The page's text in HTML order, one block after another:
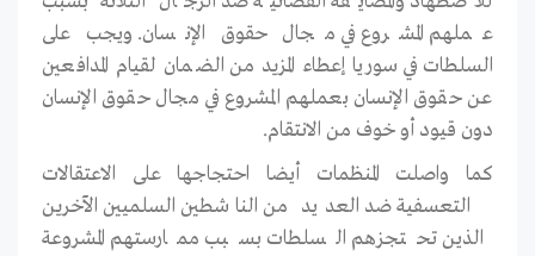
عملهم المشروع في مجال حقوق الإنسان. ويجب على
السلطات في سوريا إعطاء المزيد من الضمان لقيام المدافعين
عن حقوق الإنسان بعملهم المشروع في مجال حقوق الإنسان
دون قيود أو خوف من الانتقام.
كما واصلت المنظمات أيضا احتجاجها على الاعتقالات
التعسفية ضد العديد من الناشطين السلميين الآخرين
الذين تحتجزهم السلطات بسبب ممارستهم المشروعة